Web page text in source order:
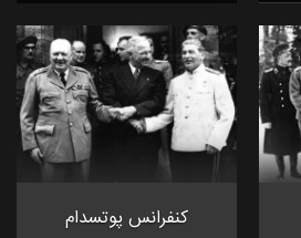
کنفرانس پوتسدام